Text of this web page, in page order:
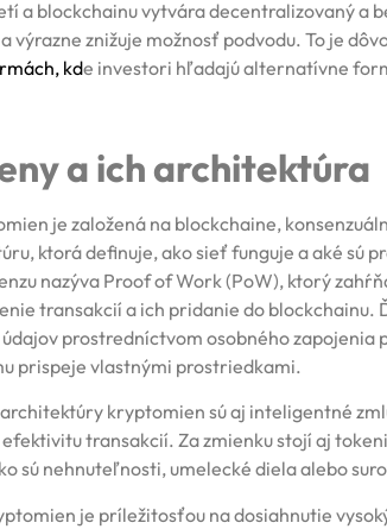
a blockchainu vytvára decentralizovaný a
výrazne znižuje možnosť podvodu. To je
, kde investori hľadajú alternatívne
a ich architektúra
je založená na blockchaine,
ktorá definuje, ako sieť funguje a aké sú
nazýva Proof of Work (PoW), ktorý
transakcií a ich pridanie do
prostredníctvom osobného
prispeje vlastnými prostriedkami.
kryptomien sú aj inteligentné
efektivitu transakcií. Za zmienku stojí aj
sú nehnuteľnosti, umelecké diela alebo
je príležitosťou na dosiahnutie